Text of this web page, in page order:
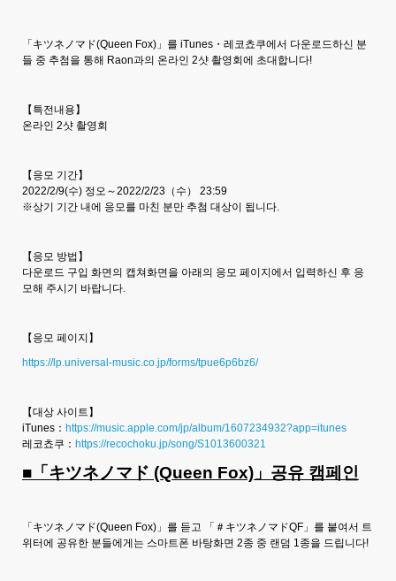
「キツネノマド(Queen Fox)」를 iTunes・레코쵸쿠에서 다운로드하신 분
들 중 추첨을 통해 Raon과의 온라인 2샷 촬영회에 초대합니다!
【특전내용】
온라인 2샷 촬영회
【응모 기간】
2022/2/9(수) 정오～2022/2/23（수） 23:59
※상기 기간 내에 응모를 마친 분만 추첨 대상이 됩니다.
【응모 방법】
다운로드 구입 화면의 캡쳐화면을 아래의 응모 페이지에서 입력하신 후 응
모해 주시기 바랍니다.
【응모 페이지】
https://lp.universal-music.co.jp/forms/tpue6p6bz6/
【대상 사이트】
iTunes： https://music.apple.com/jp/album/1607234932?app=itunes
레코쵸쿠： https://recochoku.jp/song/S1013600321
■「キツネノマド (Queen Fox)」공유 캠페인
「キツネノマド(Queen Fox)」를 듣고 「＃キツネノマドQF」를 붙여서 트
위터에 공유한 분들에게는 스마트폰 바탕화면 2종 중 랜덤 1종을 드립니다!